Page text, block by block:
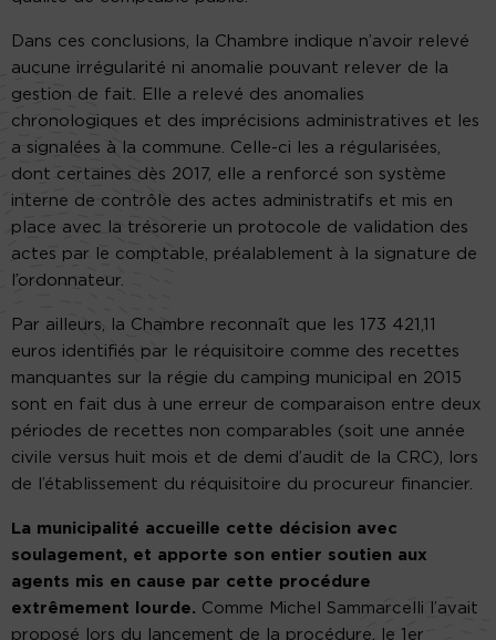
Dans ces conclusions, la Chambre indique n’avoir relevé
aucune irrégularité ni anomalie pouvant relever de la
gestion de fait. Elle a relevé des anomalies
chronologiques et des imprécisions administratives et les
a signalées à la commune. Celle-ci les a régularisées,
dont certaines dès 2017, elle a renforcé son système
interne de contrôle des actes administratifs et mis en
place avec la trésorerie un protocole de validation des
actes par le comptable, préalablement à la signature de
l’ordonnateur.
Par ailleurs, la Chambre reconnaît que les 173 421,11
euros identifiés par le réquisitoire comme des recettes
manquantes sur la régie du camping municipal en 2015
sont en fait dus à une erreur de comparaison entre deux
périodes de recettes non comparables (soit une année
civile versus huit mois et de demi d’audit de la CRC), lors
de l’établissement du réquisitoire du procureur financier.
La municipalité accueille cette décision avec
soulagement, et apporte son entier soutien aux
agents mis en cause par cette procédure
extrêmement lourde. Comme Michel Sammarcelli l’avait
proposé lors du lancement de la procédure, le 1er